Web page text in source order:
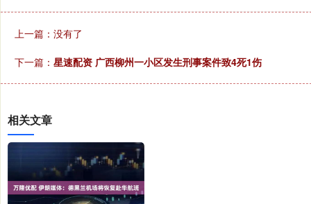
上一篇：没有了
下一篇： 星速配资 广西柳州一小区发生刑事案件致4死1伤
相关文章